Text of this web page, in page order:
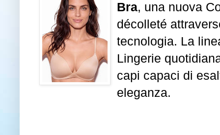
Bra, una nuova
décolleté
tecnologia. La
Lingerie
capi capaci di
eleganza.